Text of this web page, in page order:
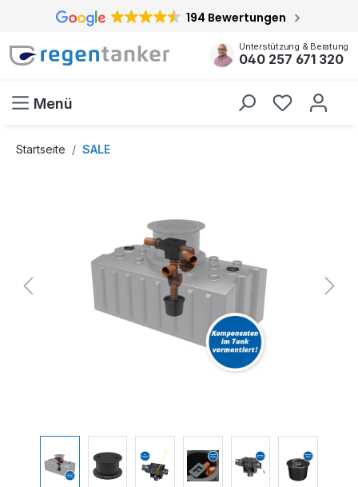
springen 194 Bewertungen
Unterstützung & Beratung
040 257 671 320
Menü
Startseite SALE